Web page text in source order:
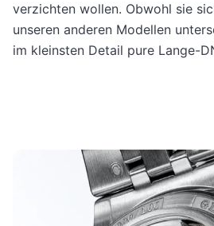
verzichten wollen. Obwohl sie
unseren anderen Modellen
im kleinsten Detail pure Lange-